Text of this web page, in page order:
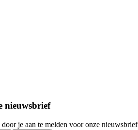
nieuwsbrief
je aan te melden voor onze nieuwsbrief